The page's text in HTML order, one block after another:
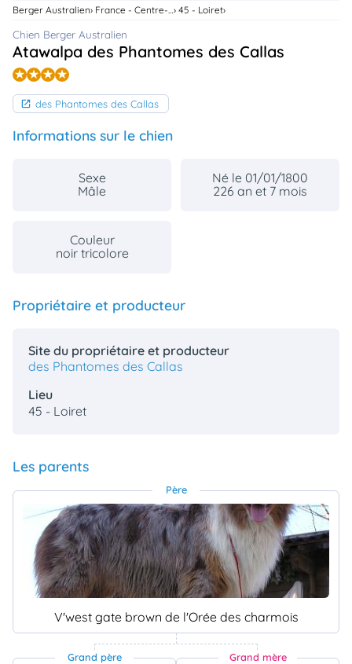
Connexion
Berger Australien 45 - Loiret
Chien Berger Australien
Atawalpa des Phantomes des Callas
des Phantomes des Callas
Informations sur le chien
Sexe
Mâle
Né le 01/01/1800
226 an et 7 mois
Couleur
noir tricolore
Propriétaire et producteur
Site du propriétaire et producteur
des Phantomes des Callas
Lieu
45 - Loiret
Les parents
Père
V'west gate brown de l'Orée des charmois
Grand père Grand mère